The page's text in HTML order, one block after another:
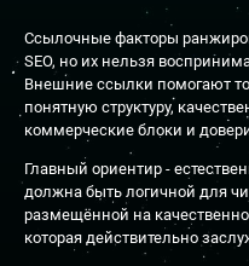
Ссылочные факторы
SEO, но их нельзя
Внешние ссылки помогают
понятную структуру,
коммерческие блоки и
Главный ориентир -
должна быть логичной для
размещённой на
которая действительно